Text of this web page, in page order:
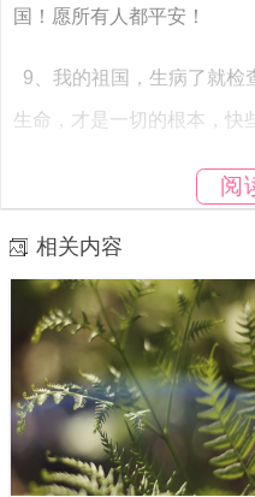
国！愿所有人都平安！
9、我的祖国，生病了就检
生命，才是一切的根本，快
阅
相关内容